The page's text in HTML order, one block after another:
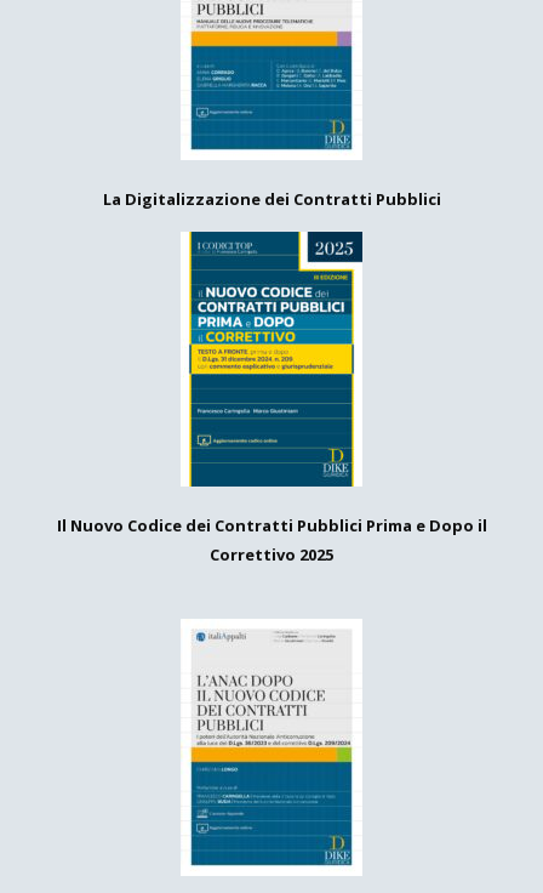
La Digitalizzazione dei Contratti Pubblici
Il Nuovo Codice dei Contratti Pubblici Prima e Dopo il
Correttivo 2025